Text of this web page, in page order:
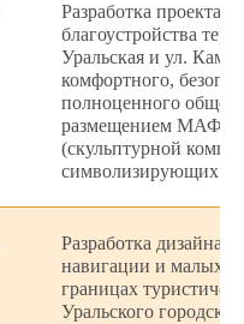
Разработка проекта
благоустройства
Уральская и ул.
комфортного,
полноценного
размещением МАФ
(скульптурной
символизирующих
Разработка дизайна
навигации и малых
границах
Уральского